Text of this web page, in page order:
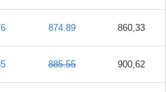
874.89 860,33
885.55 900,62